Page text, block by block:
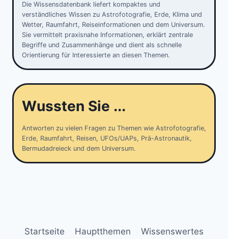
Die Wissensdatenbank liefert kompaktes und
verständliches Wissen zu Astrofotografie, Erde, Klima und
Wetter, Raumfahrt, Reiseinformationen und dem Universum.
Sie vermittelt praxisnahe Informationen, erklärt zentrale
Begriffe und Zusammenhänge und dient als schnelle
Orientierung für Interessierte an diesen Themen.
Wussten Sie ...
Antworten zu vielen Fragen zu Themen wie Astrofotografie,
Erde, Raumfahrt, Reisen, UFOs/UAPs, Prä-Astronautik,
Bermudadreieck und dem Universum.
Startseite Hauptthemen Wissenswertes